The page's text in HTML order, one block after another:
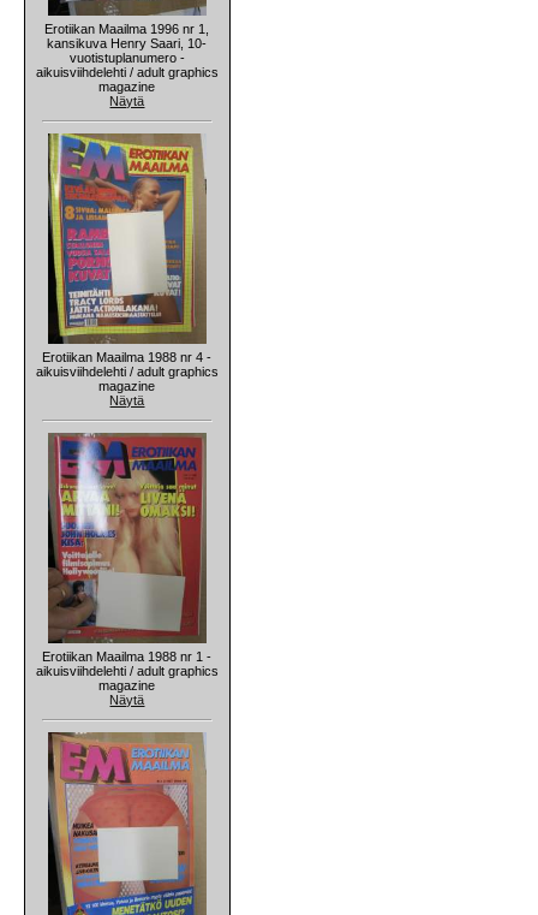
Erotiikan Maailma 1996 nr 1,
kansikuva Henry Saari, 10-
vuotistuplanumero -
aikuisviihdelehti / adult graphics
magazine
Näytä
Erotiikan Maailma 1988 nr 4 -
aikuisviihdelehti / adult graphics
magazine
Näytä
Erotiikan Maailma 1988 nr 1 -
aikuisviihdelehti / adult graphics
magazine
Näytä